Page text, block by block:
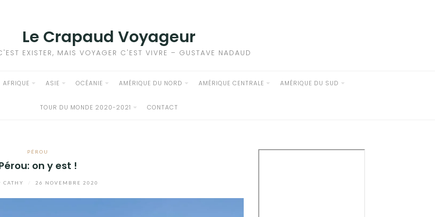
Le Crapaud Voyageur
EXISTER, MAIS VOYAGER C'EST VIVRE – GUSTAVE NADAUD
AFRIQUE ASIE OCÉANIE AMÉRIQUE DU NORD AMÉRIQUE CENTRALE AMÉRIQUE DU SUD
TOUR DU MONDE 2020-2021 CONTACT
PÉROU
on y est !
CATHY 26 NOVEMBRE 2020